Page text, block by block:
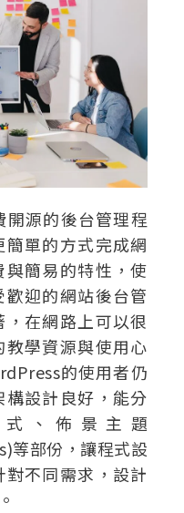
開源的後台管理程
單的方式完成網
簡易的特性，使
迎的網站後台管
在網路上可以很
學資源與使用心
的使用者仍
設計良好，能分
式、佈景主題
等部份，讓程式設
不同需求，設計